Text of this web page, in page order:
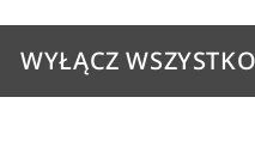
WYŁĄCZ WSZYSTKO